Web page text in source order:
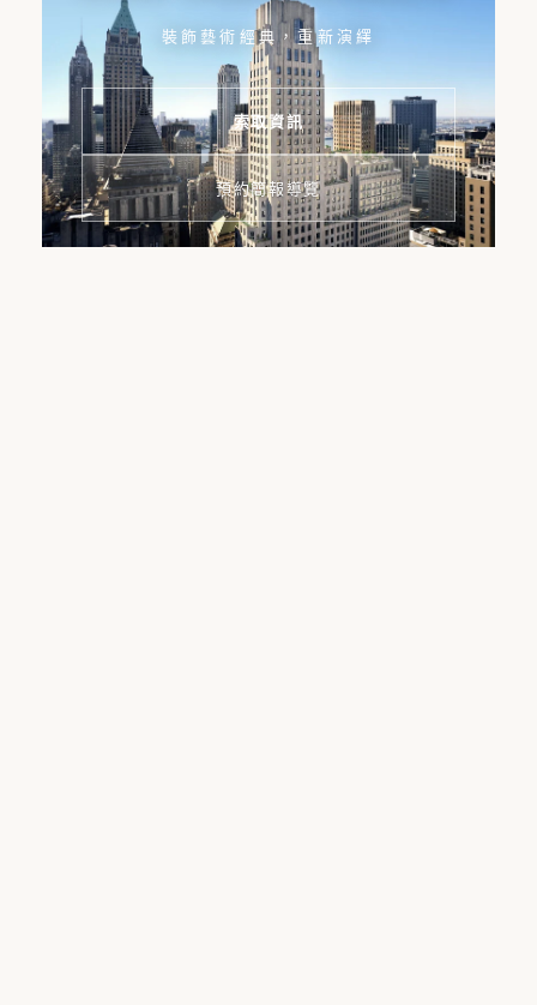
裝飾藝術經典，重新演繹
索取資訊
預約簡報導覽